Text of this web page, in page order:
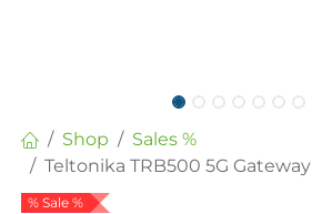
Shop
Sales %
Teltonika TRB500 5G Gateway
% Sale %